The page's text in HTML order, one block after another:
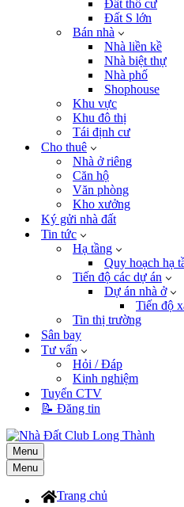
Đất thổ cư
Đất S lớn
Bán nhà
Nhà liền kề
Nhà biệt thự
Nhà phố
Shophouse
Khu vực
Khu đô thị
Tái định cư
Cho thuê
Nhà ở riêng
Căn hộ
Văn phòng
Kho xưởng
Ký gửi nhà đất
Tin tức
Hạ tầng
Quy hoạch hạ
Tiến độ các dự án
Dự án nhà ở
Tiến độ
Tin thị trường
Sân bay
Tư vấn
Hỏi / Đáp
Kinh nghiệm
Tuyển CTV
📝 Đăng tin
Menu
Menu
Trang chủ